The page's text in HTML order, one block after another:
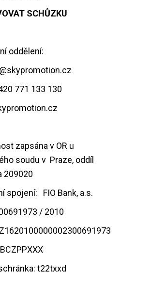
SCHŮZKU
oddělení:
771 133 130
zapsána v OR u
soudu v Praze, oddíl
209020
spojení: FIO Bank, a.s.
/ 2010
t22txxd